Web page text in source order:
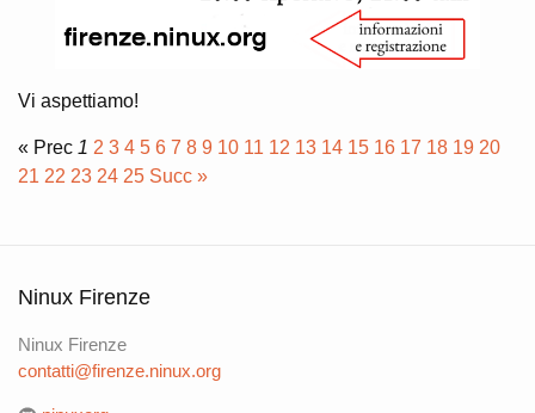
Vi aspettiamo!
« Prec 1 2 3 4 5 6 7 8 9 10 11 12 13 14 15 16 17 18 19 20
21 22 23 24 25 Succ »
Ninux Firenze
Ninux Firenze
contatti@firenze.ninux.org